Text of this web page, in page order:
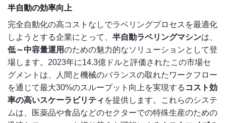
半自動の効率向上
完全自動化の高コストなしでラベリングプロセスを最適化
しようとする企業にとって、 半自動ラベリングマシンは、
低～中容量運用のための魅力的なソリューションとして登
場します。2023年に14.3億ドルと評価されたこの市場セ
グメントは、人間と機械のバランスの取れたワークフロー
を通じて最大30%のスループット向上を実現する コスト効
率の高いスケーラビリティ を提供します。これらのシステ
ムは、医薬品や食品などのセクターでの特殊生産のための